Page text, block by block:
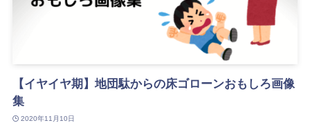
【イヤイヤ期】地団駄からの床ゴローンおもしろ画像
集
2020年11月10日